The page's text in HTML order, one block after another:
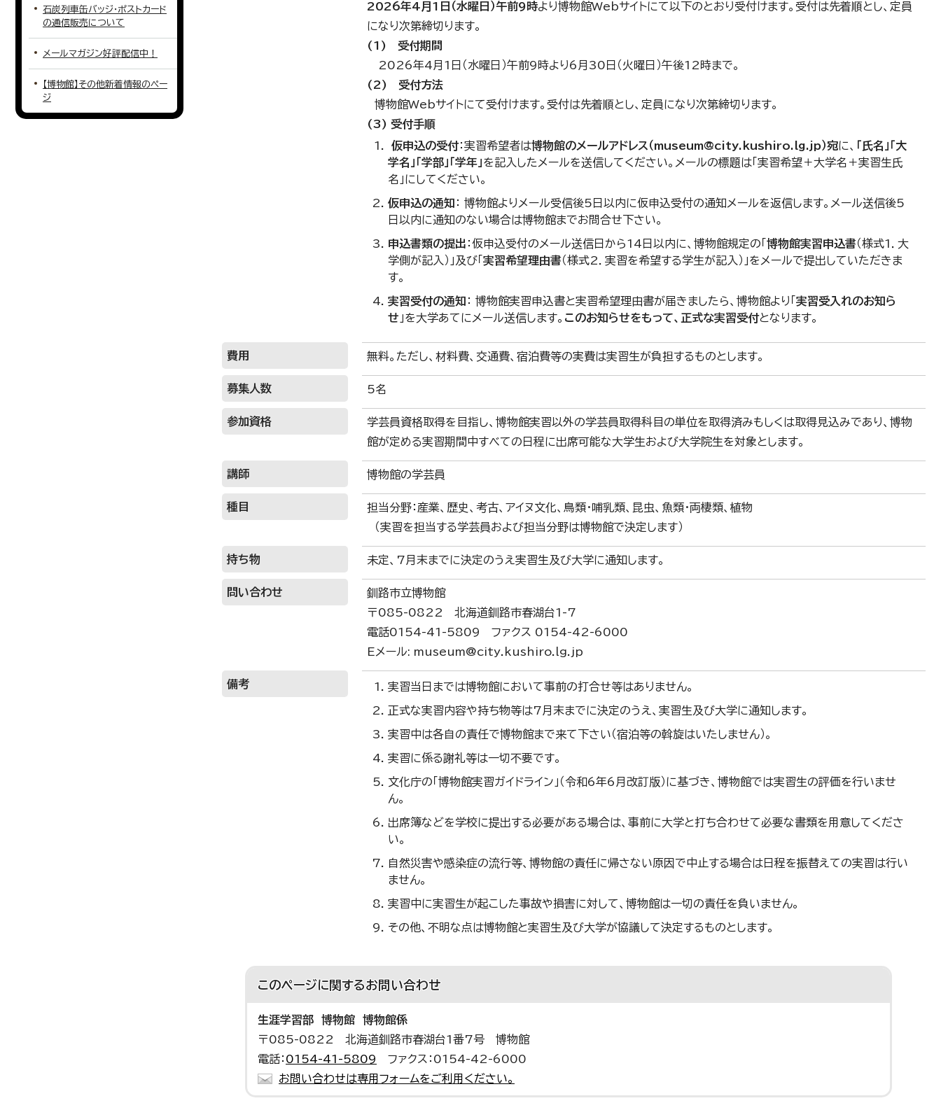
2026年4月1日（水曜日）午前9時より博物館Webサイトにて以下のとおり受付けます。受付は先着順とし、定員
になり次第締切ります。
(1) 受付期間
2026年4月1日（水曜日）午前9時より6月30日（火曜日）午後12時まで。
(2) 受付方法
博物館Webサイトにて受付けます。受付は先着順とし、定員になり次第締切ります。
(3) 受付手順
仮申込の受付：実習希望者は博物館のメールアドレス（museum@city.kushiro.lg.jp）宛に、
「氏名」「大
学名」「学部」「学年」を記入したメールを送信してください。メールの標題は「実習希望＋大学名＋実習生氏
名」にしてください。
仮申込の通知 ： 博物館よりメール受信後5日以内に仮申込受付の通知メールを返信します。メール送信後5
日以内に通知のない場合は博物館までお問合せ下さい。
申込書類の提出 ：仮申込受付のメール送信日から14日以内に、博物館規定の「 博物館実習申込書（様式1．大
学側が記入）」及び「 実習希望理由書（様式2．実習を希望する学生が記入）」をメールで提出していただきま
す。
実習受付の通知 ： 博物館実習申込書と実習希望理由書が届きましたら、博物館より「 実習受入れのお知ら
せ 」を大学あてにメール送信します。 このお知らせをもって、正式な実習受付となります。
費用 無料。ただし、材料費、交通費、宿泊費等の実費は実習生が負担するものとします。
募集人数 5名
参加資格
学芸員資格取得を目指し、博物館実習以外の学芸員取得科目の単位を取得済みもしくは取得見込みであり、博物
館が定める実習期間中すべての日程に出席可能な大学生および大学院生を対象とします。
講師 博物館の学芸員
種目
担当分野：産業、歴史、考古、アイヌ文化、鳥類・哺乳類、昆虫、魚類・両棲類、植物
（実習を担当する学芸員および担当分野は博物館で決定します）
持ち物 未定、7月末までに決定のうえ実習生及び大学に通知します。
問い合わせ
釧路市立博物館
〒085-0822 北海道釧路市春湖台1-7
電話0154-41-5809 ファクス 0154-42-6000
Eメール: museum@city.kushiro.lg.jp
備考 実習当日までは博物館において事前の打合せ等はありません。
正式な実習内容や持ち物等は7月末までに決定のうえ、実習生及び大学に通知します。
実習中は各自の責任で博物館まで来て下さい（宿泊等の斡旋はいたしません）。
実習に係る謝礼等は一切不要です。
文化庁の「博物館実習ガイドライン」（令和6年6月改訂版）に基づき、博物館では実習生の評価を行いませ
ん。
出席簿などを学校に提出する必要がある場合は、事前に大学と打ち合わせて必要な書類を用意してくださ
い。
自然災害や感染症の流行等、博物館の責任に帰さない原因で中止する場合は日程を振替えての実習は行い
ません。
実習中に実習生が起こした事故や損害に対して、博物館は一切の責任を負いません。
その他、不明な点は博物館と実習生及び大学が協議して決定するものとします。
このページに関するお問い合わせ
生涯学習部 博物館 博物館係
〒085-0822 北海道釧路市春湖台1番7号 博物館
電話： 0154-41-5809
ファクス：0154-42-6000
お問い合わせは専用フォームをご利用ください。
石炭列車缶バッジ・ポストカード
の通信販売について
メールマガジン好評配信中！
【博物館】その他新着情報のペー
ジ